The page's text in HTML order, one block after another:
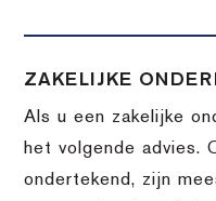
ZAKELIJKE
Als u een zakelijke
het volgende advies.
ondertekend, zijn